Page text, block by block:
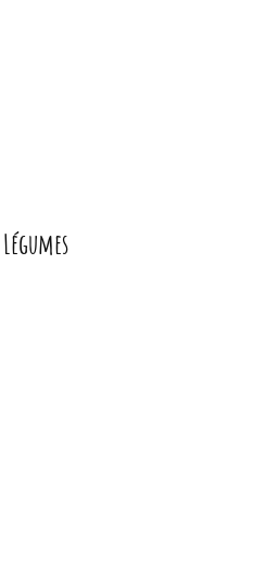
Légumes